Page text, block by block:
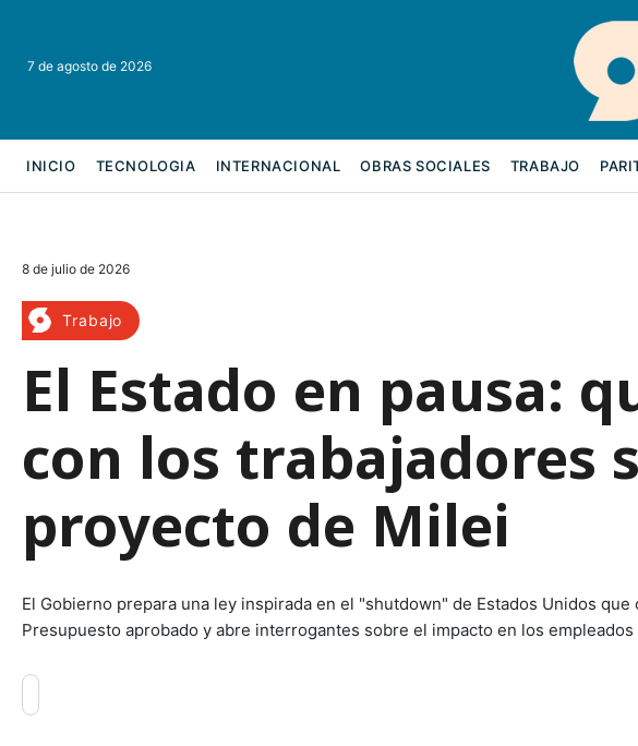
7 de agosto de 2026
INICIO TECNOLOGIA INTERNACIONAL OBRAS SOCIALES TRABAJO
8 de julio de 2026
Trabajo
El Estado en pausa:
con los trabajadores
proyecto de Milei
El Gobierno prepara una ley inspirada en el "shutdown" de Estados Unidos
Presupuesto aprobado y abre interrogantes sobre el impacto en los empleados